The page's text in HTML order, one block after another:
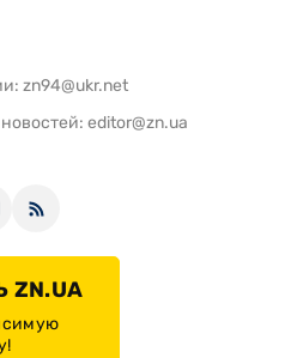
zn94@ukr.net
editor@zn.ua